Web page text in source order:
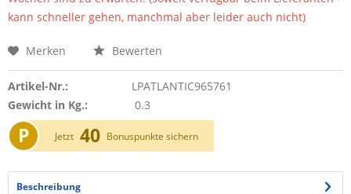
kann schneller gehen, manchmal aber leider auch nicht)
Merken Bewerten
Artikel-Nr.:
LPATLANTIC965761
Gewicht in Kg.:
0.3
P Jetzt 40 Bonuspunkte sichern
Beschreibung